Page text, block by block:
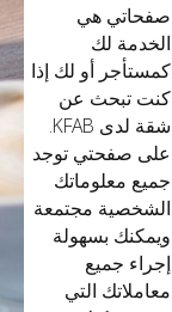
صفحاتي هي
الخدمة لك
كمستأجر أو لك إذا
كنت تبحث عن
شقة لدى KFAB.
على صفحتي توجد
جميع معلوماتك
الشخصية مجتمعة
ويمكنك بسهولة
إجراء جميع
معاملاتك التي